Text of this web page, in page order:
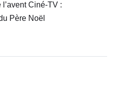
Ciné-TV :
Père Noël